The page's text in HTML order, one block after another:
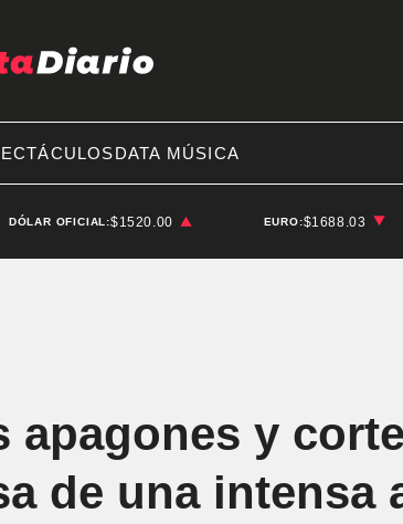
DATA MÚSICA
DÓLAR OFICIAL:$1520.00 EURO:$1688.03
apagones y
de una intensa